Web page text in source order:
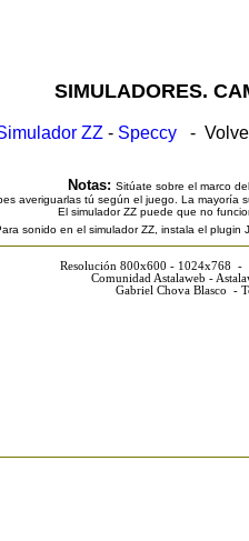
SIMULADORES.
ZZ - Speccy -
Notas: Sitúate sobre el marco
averiguarlas tú según el juego. La
El simulador ZZ puede que no
sonido en el simulador ZZ, instala el plugin
Resolución 800x600 - 1024x768 -
Comunidad Astalaweb -
Gabriel Chova Blasco -